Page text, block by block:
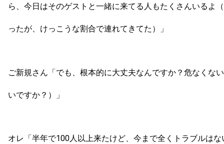
ら、今日はそのゲストと一緒に来てる人もたくさんいるよ
ったが、けっこうな割合で連れてきてた）」
ご新規さん「でも、根本的に大丈夫なんですか？危なくな
いですか？）」
オレ「半年で100人以上来たけど、今まで全くトラブルは